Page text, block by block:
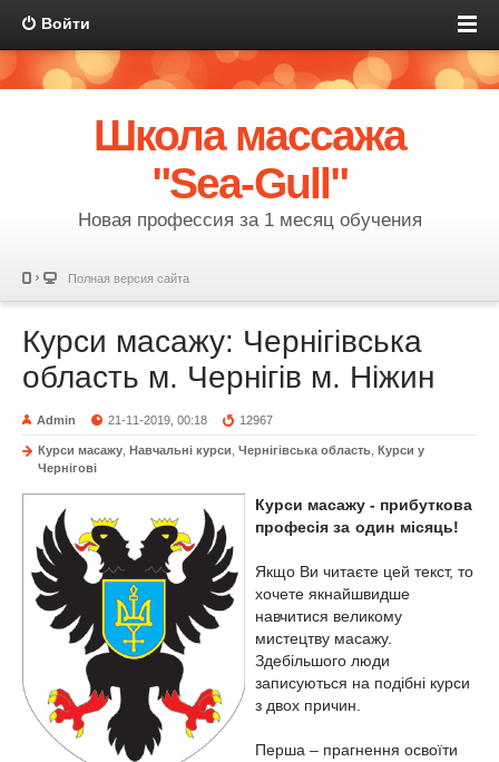
Войти
Школа массажа
"Sea-Gull"
Новая профессия за 1 месяц обучения
Полная версия сайта
Курси масажу: Чернігівська
область м. Чернігів м. Ніжин
Admin 21-11-2019, 00:18 12967
Курси масажу Навчальні курси Чернігівська область Курси у
Чернігові
Курси масажу - прибуткова
професія за один місяць!
Якщо Ви читаєте цей текст, то
хочете якнайшвидше
навчитися великому
мистецтву масажу.
Здебільшого люди
записуються на подібні курси
з двох причин.
Перша – прагнення освоїти